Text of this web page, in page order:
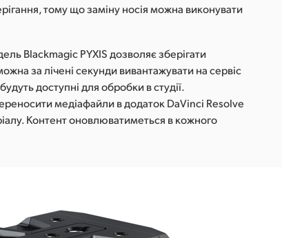
тому що заміну носія можна виконувати
Blackmagic PYXIS дозволяє зберігати
за лічені секунди вивантажувати на сервіс
доступні для обробки в студії.
медіафайли в додаток DaVinci Resolve
Контент оновлюватиметься в кожного